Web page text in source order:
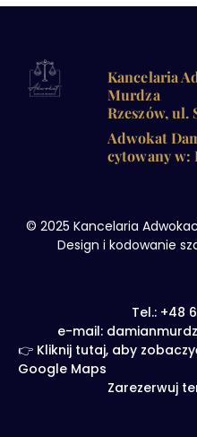
Kancelaria
Murdza
Rzeszów, ul.
Adwokat
cytowany w:
© 2025 Kancelaria
Design i kodowanie
Tel.: +48
e-mail:
👉 Kliknij tutaj, aby
Google Maps
Zarezerwuj